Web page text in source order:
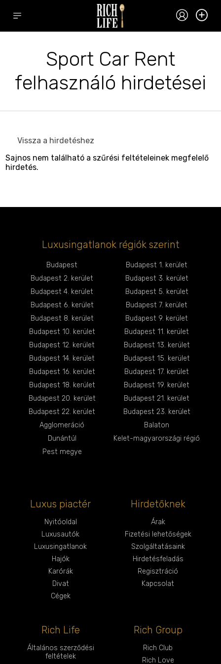
Sport Car Rent
felhasználó hirdetései
Vissza a hirdetéshez
Sajnos nem található a szűrési feltételeinek megfelelő
hirdetés.
Luxusingatlanok régiók szerint
Budapest
Budapest 1. kerület
Budapest 2. kerület
Budapest 3. kerület
Budapest 4. kerület
Budapest 5. kerület
Budapest 6. kerület
Budapest 7. kerület
Budapest 8. kerület
Budapest 9. kerület
Budapest 10. kerület
Budapest 11. kerület
Budapest 12. kerület
Budapest 13. kerület
Budapest 14. kerület
Budapest 15. kerület
Budapest 16. kerület
Budapest 17. kerület
Budapest 18. kerület
Budapest 19. kerület
Budapest 20. kerület
Budapest 21. kerület
Budapest 22. kerület
Budapest 23. kerület
Agglomeráció
Balaton
Dunántúl
Kelet-magyarországi régió
Pest megye
Luxus piactér
Nyitóoldal
Luxusautók
Luxusingatlanok
Hajók
Karórák
Divat
Cégek
Hirdetőknek
Árak
Fizetési lehetőségek
Szolgáltatásaink
Hirdetésfeladás
Regisztráció
Kapcsolat
Rich Life
Általános szerződési
feltételek
Rich Group
Rich Club
Rich Love